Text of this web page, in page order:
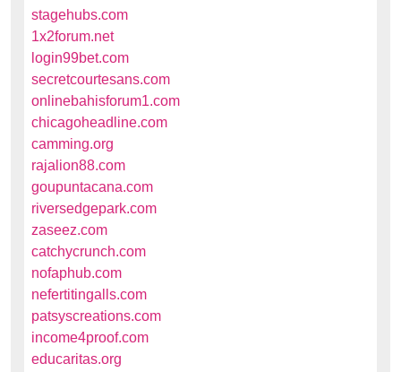
stagehubs.com
1x2forum.net
login99bet.com
secretcourtesans.com
onlinebahisforum1.com
chicagoheadline.com
camming.org
rajalion88.com
goupuntacana.com
riversedgepark.com
zaseez.com
catchycrunch.com
nofaphub.com
nefertitingalls.com
patsyscreations.com
income4proof.com
educaritas.org